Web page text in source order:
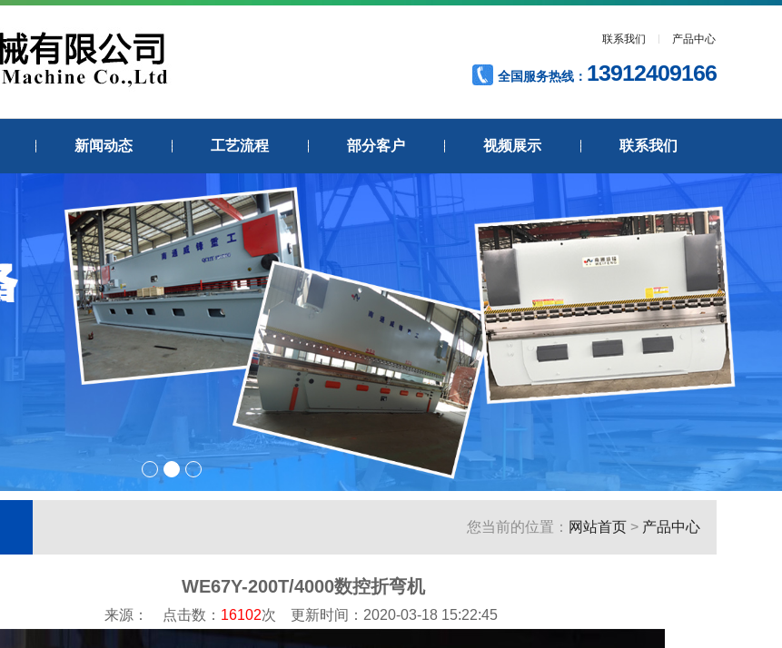
联系我们 产品中心
全国服务热线： 13912409166
新闻动态 工艺流程 部分客户 视频展示 联系我们
您当前的位置： 网站首页 > 产品中心
WE67Y-200T/4000数控折弯机
来源： 点击数： 16102次 更新时间：2020-03-18 15:22:45